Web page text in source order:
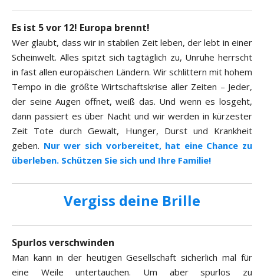
Es ist 5 vor 12! Europa brennt!
Wer glaubt, dass wir in stabilen Zeit leben, der lebt in einer
Scheinwelt. Alles spitzt sich tagtäglich zu, Unruhe herrscht
in fast allen europäischen Ländern. Wir schlittern mit hohem
Tempo in die größte Wirtschaftskrise aller Zeiten – Jeder,
der seine Augen öffnet, weiß das. Und wenn es losgeht,
dann passiert es über Nacht und wir werden in kürzester
Zeit Tote durch Gewalt, Hunger, Durst und Krankheit
geben. Nur wer sich vorbereitet, hat eine Chance zu
überleben. Schützen Sie sich und Ihre Familie!
Vergiss deine Brille
Spurlos verschwinden
Man kann in der heutigen Gesellschaft sicherlich mal für
eine Weile untertauchen. Um aber spurlos zu